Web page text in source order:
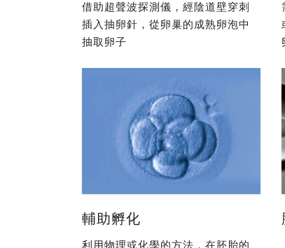
借助超聲波探測儀，經陰道壁穿刺
插入抽卵針，從卵巢的成熟卵泡中
抽取卵子
輔助孵化
利用物理或化學的方法，在胚胎的